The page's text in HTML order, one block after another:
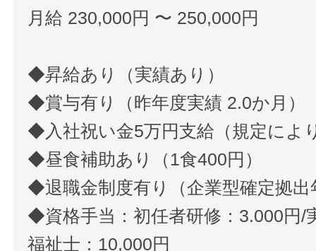
月給 230,000円 〜 250,000円
◆昇給あり（実績あり）
◆賞与有り（昨年度実績 2.0か月）
◆入社祝い金5万円支給（規定によ
◆昼食補助あり（1食400円）
◆退職金制度有り（企業型確定拠出
◆資格手当：初任者研修：3.000円/
福祉士：10,000円